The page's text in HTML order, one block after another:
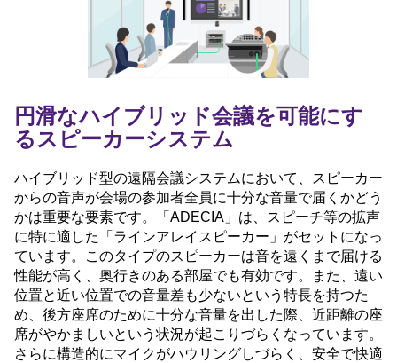
円滑なハイブリッド会議を可能にす
るスピーカーシステム
ハイブリッド型の遠隔会議システムにおいて、スピーカー
からの音声が会場の参加者全員に十分な音量で届くかどう
かは重要な要素です。「ADECIA」は、スピーチ等の拡声
に特に適した「ラインアレイスピーカー」がセットになっ
ています。このタイプのスピーカーは音を遠くまで届ける
性能が高く、奥行きのある部屋でも有効です。また、遠い
位置と近い位置での音量差も少ないという特長を持つた
め、後方座席のために十分な音量を出した際、近距離の座
席がやかましいという状況が起こりづらくなっています。
さらに構造的にマイクがハウリングしづらく、安全で快適